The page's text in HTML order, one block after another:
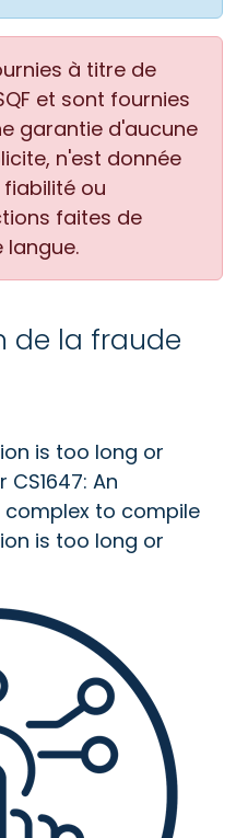
à titre de
et sont fournies
garantie d'aucune
n'est donnée
ou
faites de
langue.
de la fraude
is too long or
An
to compile
is too long or